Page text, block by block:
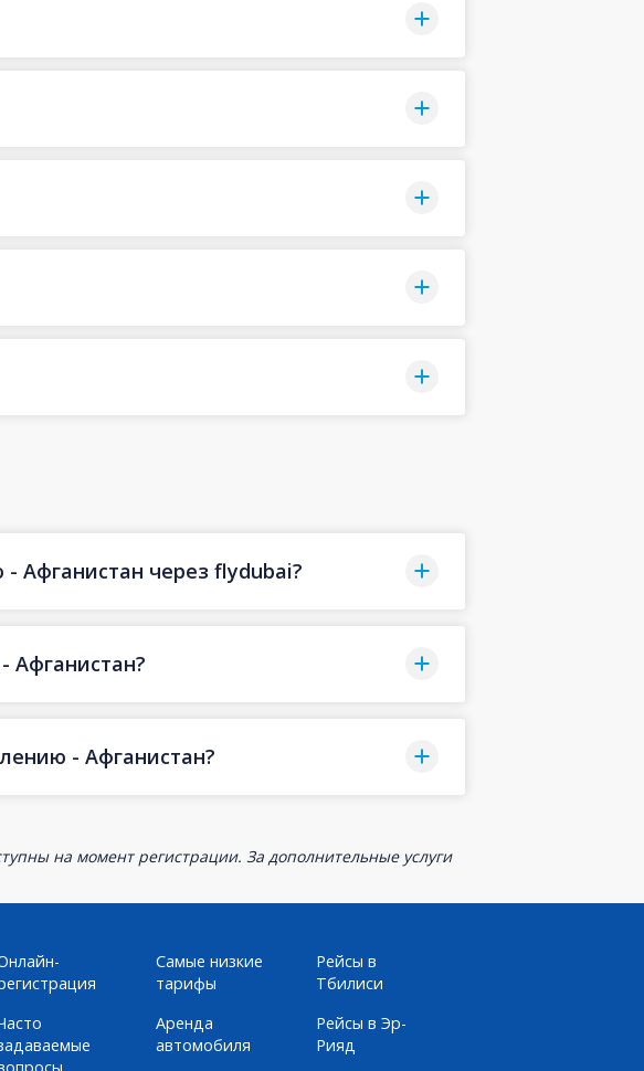
Афганистан через flydubai?
Афганистан?
- Афганистан?
на момент регистрации. За дополнительные услуги
Самые низкие
тарифы
Аренда
автомобиля
Рейсы в
Тбилиси
Рейсы в Эр-
Рияд